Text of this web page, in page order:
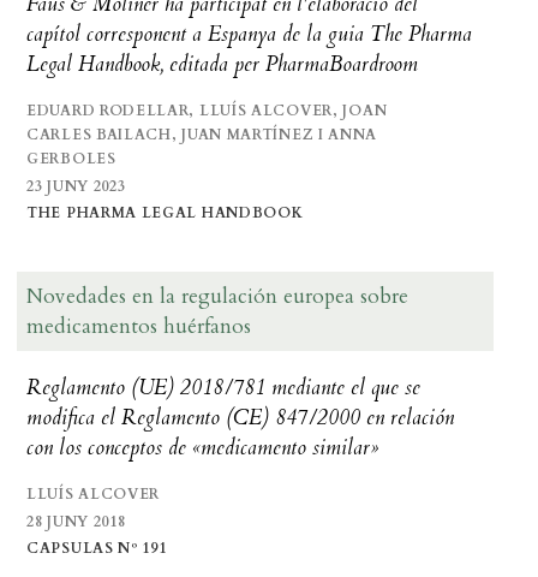
capítol corresponent a Espanya de la guia The Pharma
Legal Handbook, editada per PharmaBoardroom
EDUARD RODELLAR, LLUÍS ALCOVER, JOAN
CARLES BAILACH, JUAN MARTÍNEZ I ANNA
GERBOLES
23 JUNY 2023
THE PHARMA LEGAL HANDBOOK
Novedades en la regulación europea sobre
medicamentos huérfanos
Reglamento (UE) 2018/781 mediante el que se
modifica el Reglamento (CE) 847/2000 en relación
con los conceptos de «medicamento similar»
LLUÍS ALCOVER
28 JUNY 2018
CAPSULAS Nº 191